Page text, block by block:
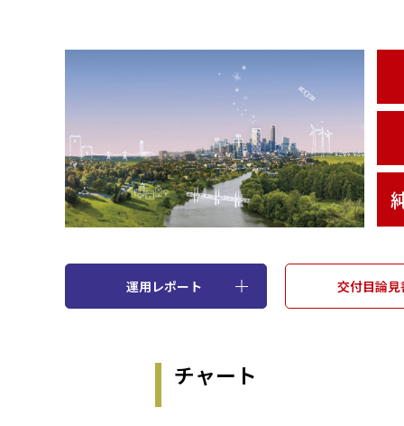
運用レポート 交付目論見
チャート